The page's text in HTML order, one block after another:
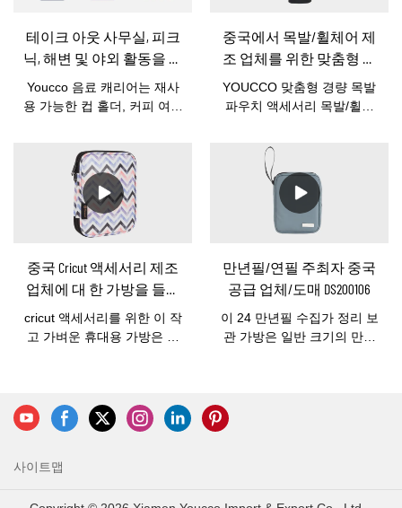
견고합니다. 이 가방에는 튼
니, 넉넉한 공간 등 여행용 재
봉틀이 필요로 하는 모든 견
고한 기능이 있습니다.
테이크 아웃 사무실, 피크
닉, 해변 및 야외 활동을 위
한 맞춤형 재사용 가능한
음료 홀더 중국
Youcco 음료 캐리어는 재사
용 가능한 컵 홀더, 커피 여행
니다. 음료 배달, 쇼핑, 휴일,
피크닉, 파티, 뒷담화, 가족
모임, 바베큐 등에 적합합니
다.로고를 넣거나 디자인에
따라 가방을 변경하거나 가
니다. 자세한 내용은 당사에
문의하십시오.
중국에서 목발/휠체어 제
조 업체를 위한 맞춤형 경
량 목발 파우치 액세서리
보관 가방
YOUCCO 맞춤형 경량 목발
파우치 액세서리 목발/휠체
방 FromChina, 좋은 가격 및
선택을 위한 몇 십 디자인, 저
희에게 연락하십시오!이 목
발 액세서리 보관 가방은 표
준 목발에 맞습니다! 당신의
선택을 위한 여러 색상.심플
리에스터 소재로 제작된 내
구성이 뛰어나고 가벼운 이
목발은 보편적으로 사용하기
에 적합합니다.
중국 Cricut 액세서리 제조
업체에 대 한 가방을 들고
방수 더블 레이어 구성 케
이스-YOUCCO
cricut 액세서리를 위한 이 작
고 가벼운 휴대용 가방은 핸
컷 액세서리를 먼지로부터
보호할 뿐만 아니라, 공예를
보관하기 위해 정리하는 것
만년필/연필 주최자 중국
공급 업체/도매 DS200106
이 24 만년필 수집가 정리 보
관 가방은 일반 크기의 만년
개의 펜을 삽입할 수 있는 24
개의 스트랩이 있는 2층 디자
사이트맵